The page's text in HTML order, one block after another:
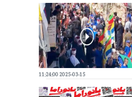
2025-03-15 11:24:00